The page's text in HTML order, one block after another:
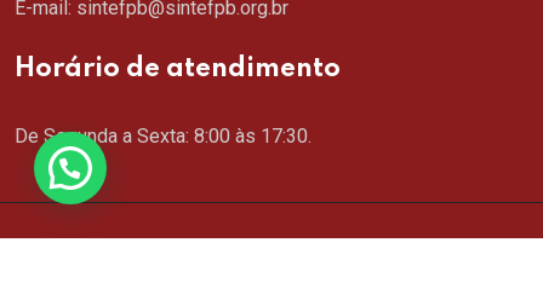
E-mail: sintefpb@sintefpb.org.br
Horário de atendimento
De Segunda a Sexta: 8:00 às 17:30.